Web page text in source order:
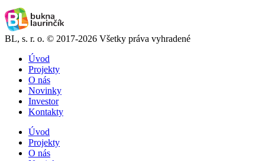
BL, s. r. o. © 2017-2026 Všetky práva vyhradené
Úvod
Projekty
O nás
Novinky
Investor
Kontakty
Úvod
Projekty
O nás